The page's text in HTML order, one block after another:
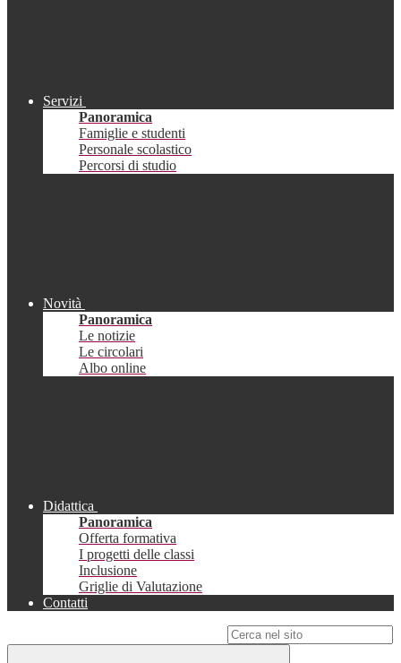
Servizi
Panoramica
Famiglie e studenti
Personale scolastico
Percorsi di studio
Novità
Panoramica
Le notizie
Le circolari
Albo online
Didattica
Panoramica
Offerta formativa
I progetti delle classi
Inclusione
Griglie di Valutazione
Contatti